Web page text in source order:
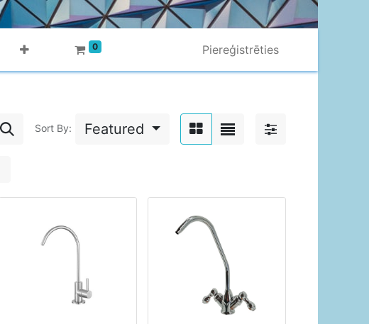
0 Piereģistrēties
Sort By: Featured